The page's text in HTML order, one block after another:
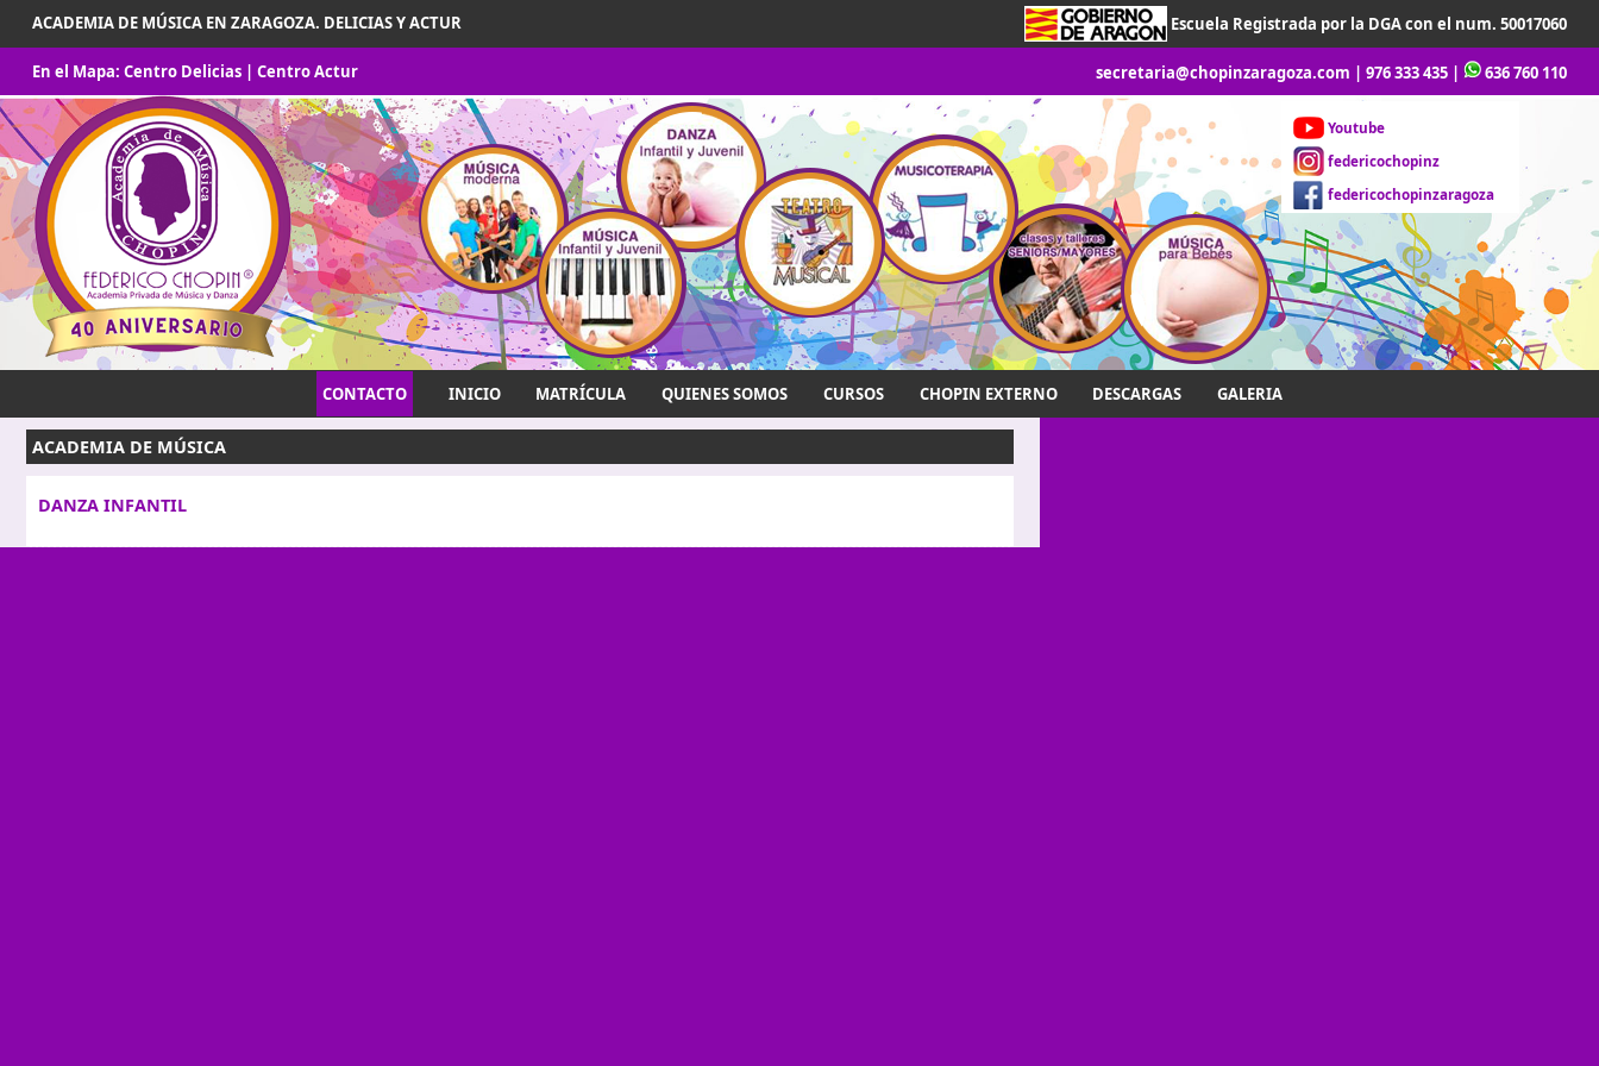
ACADEMIA DE MÚSICA EN ZARAGOZA. DELICIAS Y ACTUR Escuela Registrada por la DGA con el num. 50017060
En el Mapa: Centro Delicias| Centro Actur secretaria@chopinzaragoza.com |976 333 435 | 636 760 110
Youtube
federicochopinz
federicochopinzaragoza
CONTACTO INICIO MATRÍCULA QUIENES SOMOS CURSOS CHOPIN EXTERNO DESCARGAS GALERIA
ACADEMIA DE MÚSICA
DANZA INFANTIL